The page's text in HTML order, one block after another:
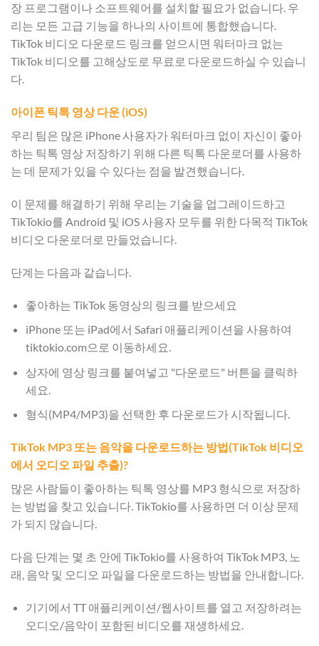
장 프로그램이나 소프트웨어를 설치할 필요가 없습니다. 우
리는 모든 고급 기능을 하나의 사이트에 통합했습니다.
TikTok 비디오 다운로드 링크를 얻으시면 워터마크 없는
TikTok 비디오를 고해상도로 무료로 다운로드하실 수 있습니
다.
아이폰 틱톡 영상 다운 (iOS)
우리 팀은 많은 iPhone 사용자가 워터마크 없이 자신이 좋아
하는 틱톡 영상 저장하기 위해 다른 틱톡 다운로더를 사용하
는 데 문제가 있을 수 있다는 점을 발견했습니다.
이 문제를 해결하기 위해 우리는 기술을 업그레이드하고
TikTokio를 Android 및 iOS 사용자 모두를 위한 다목적 TikTok
비디오 다운로더로 만들었습니다.
단계는 다음과 같습니다.
좋아하는 TikTok 동영상의 링크를 받으세요
iPhone 또는 iPad에서 Safari 애플리케이션을 사용하여
tiktokio.com으로 이동하세요.
상자에 영상 링크를 붙여넣고 "다운로드" 버튼을 클릭하
세요.
형식(MP4/MP3)을 선택한 후 다운로드가 시작됩니다.
TikTok MP3 또는 음악을 다운로드하는 방법(TikTok 비디오
에서 오디오 파일 추출)?
많은 사람들이 좋아하는 틱톡 영상를 MP3 형식으로 저장하
는 방법을 찾고 있습니다. TikTokio를 사용하면 더 이상 문제
가 되지 않습니다.
다음 단계는 몇 초 안에 TikTokio를 사용하여 TikTok MP3, 노
래, 음악 및 오디오 파일을 다운로드하는 방법을 안내합니다.
기기에서 TT 애플리케이션/웹사이트를 열고 저장하려는
오디오/음악이 포함된 비디오를 재생하세요.